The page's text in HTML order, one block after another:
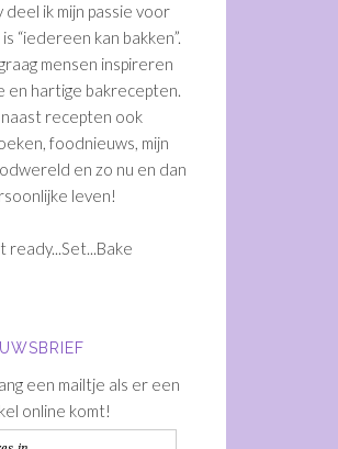
deel ik mijn passie voor
“iedereen kan bakken”.
mensen inspireren
en hartige bakrecepten.
naast recepten ook
foodnieuws, mijn
en zo nu en dan
leven!
ready...Set...Bake
een mailtje als er een
online komt!